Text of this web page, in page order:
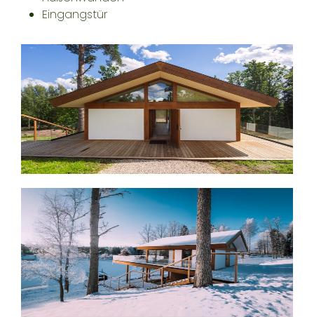
Eingangstür